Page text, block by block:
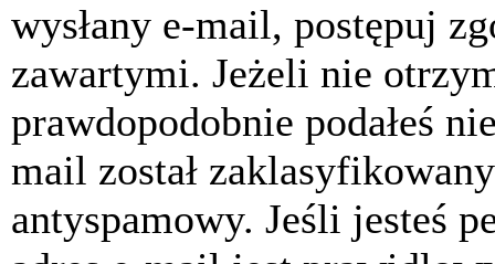
wysłany e-mail, postępuj
zawartymi. Jeżeli nie
prawdopodobnie podałeś
mail został
antyspamowy. Jeśli jesteś